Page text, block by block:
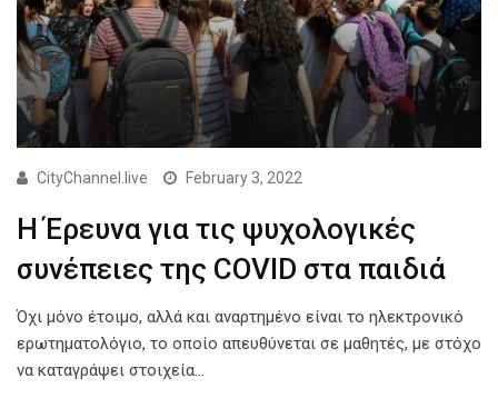
CityChannel.live February 3, 2022
Η Έρευνα για τις ψυχολογικές
συνέπειες της COVID στα παιδιά
Όχι μόνο έτοιμο, αλλά και αναρτημένο είναι το ηλεκτρονικό
ερωτηματολόγιο, το οποίο απευθύνεται σε μαθητές, με στόχο
να καταγράψει στοιχεία…